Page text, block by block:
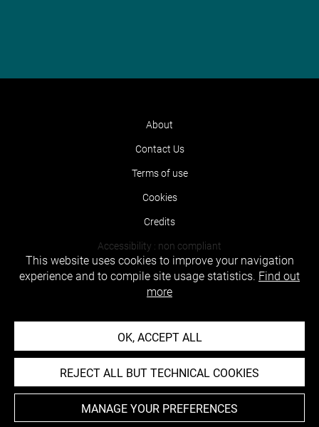
About
Contact Us
Terms of use
Cookies
Credits
Accessibility : non compliant
This website uses cookies to improve your navigation
experience and to compile site usage statistics. Find out
more
OK, ACCEPT ALL
REJECT ALL BUT TECHNICAL COOKIES
MANAGE YOUR PREFERENCES